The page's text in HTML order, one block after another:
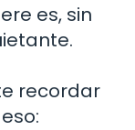
es, sin
recordar